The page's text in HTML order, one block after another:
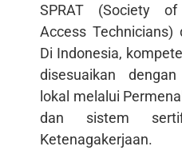
SPRAT (Society
Access Technicians)
Di Indonesia,
disesuaikan
lokal melalui
dan sistem
Ketenagakerjaan.